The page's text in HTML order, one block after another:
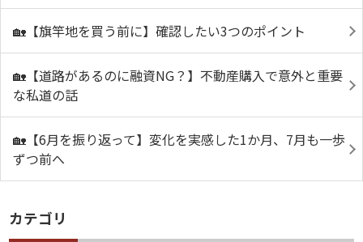
🏡【旗竿地を買う前に】確認したい3つのポイント
🏡【道路があるのに融資NG？】不動産購入で意外と重要
な私道の話
🏡【6月を振り返って】変化を実感した1か月、7月も一歩
ずつ前へ
カテゴリ